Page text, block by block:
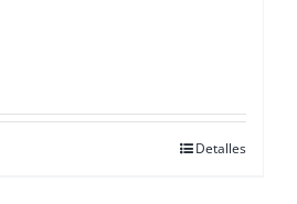
Detalles